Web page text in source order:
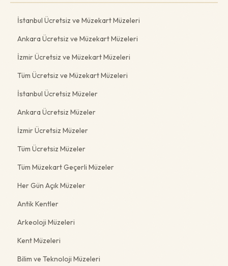
İstanbul Ücretsiz ve Müzekart Müzeleri
Ankara Ücretsiz ve Müzekart Müzeleri
İzmir Ücretsiz ve Müzekart Müzeleri
Tüm Ücretsiz ve Müzekart Müzeleri
İstanbul Ücretsiz Müzeler
Ankara Ücretsiz Müzeler
İzmir Ücretsiz Müzeler
Tüm Ücretsiz Müzeler
Tüm Müzekart Geçerli Müzeler
Her Gün Açık Müzeler
Antik Kentler
Arkeoloji Müzeleri
Kent Müzeleri
Bilim ve Teknoloji Müzeleri